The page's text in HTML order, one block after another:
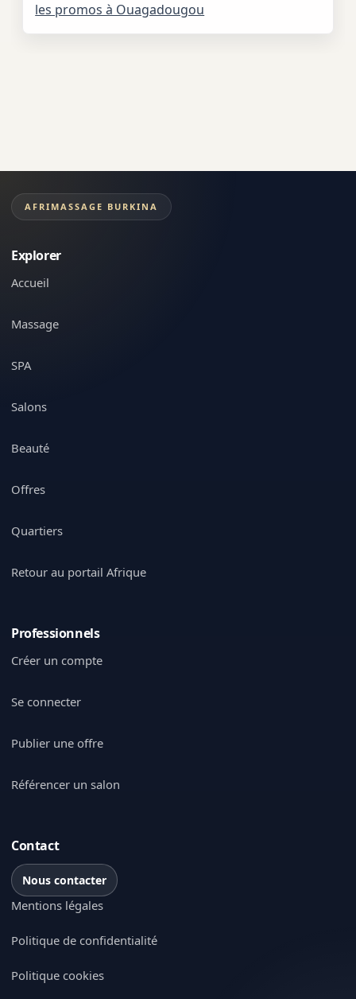
les promos à Ouagadougou
AFRIMASSAGE BURKINA
Explorer
Accueil
Massage
SPA
Salons
Beauté
Offres
Quartiers
Retour au portail Afrique
Professionnels
Créer un compte
Se connecter
Publier une offre
Référencer un salon
Contact
Nous contacter
Mentions légales
Politique de confidentialité
Politique cookies